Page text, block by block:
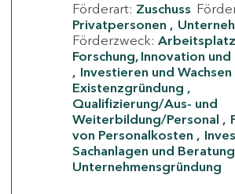
Förderart: Zuschuss
Privatpersonen
Förderzweck:
Forschung, Innovation
Investieren und Wachsen
Existenzgründung
Qualifizierung/Aus- und
Weiterbildung/Personal
von Personalkosten
Sachanlagen und Beratung
Unternehmensgründung